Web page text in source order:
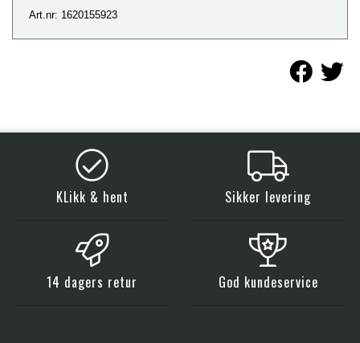
Art.nr: 1620155923
KLikk & hent Sikker levering
14 dagers retur God kundeservice